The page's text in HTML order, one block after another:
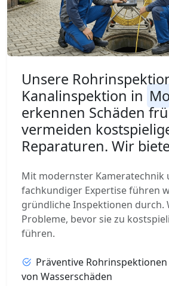
Unsere
Kanalinspektion in
erkennen Schäden
vermeiden
Reparaturen. Wir
Mit modernster Kameratechnik
fachkundiger Expertise führen
gründliche Inspektionen durch.
Probleme, bevor sie zu
führen.
Präventive
von Wasserschäden